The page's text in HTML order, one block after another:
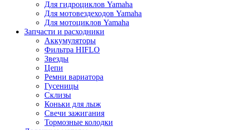
Для гидроциклов Yamaha
Для мотовездеходов Yamaha
Для мотоциклов Yamaha
Запчасти и расходники
Аккумуляторы
Фильтра HIFLO
Звезды
Цепи
Ремни вариатора
Гусеницы
Склизы
Коньки для лыж
Свечи зажигания
Тормозные колодки